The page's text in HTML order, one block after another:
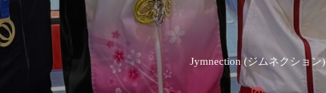
Jymnection (ジムネクション)